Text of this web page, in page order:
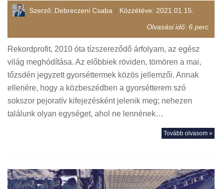
Szerző: Debreczeni Csaba Közzétéve: 2021.01.15.
Olvasási idő: 6 perc
Rekordprofit, 2010 óta tízszereződő árfolyam, az egész
világ meghódítása. Az előbbiek röviden, tömören a mai,
tőzsdén jegyzett gyorséttermek közös jellemzői. Annak
ellenére, hogy a közbeszédben a gyorsétterem szó
sokszor pejoratív kifejezésként jelenik meg; nehezen
találunk olyan egységet, ahol ne lennének…
Tovább olvasom »